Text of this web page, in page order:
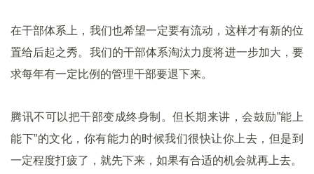
在干部体系上，我们也希望一定要有流动，这样才有新的位
置给后起之秀。我们的干部体系淘汰力度将进一步加大，要
求每年有一定比例的管理干部要退下来。
腾讯不可以把干部变成终身制。但长期来讲，会鼓励”能上
能下”的文化，你有能力的时候我们很快让你上去，但是到
一定程度打疲了，就先下来，如果有合适的机会就再上去。